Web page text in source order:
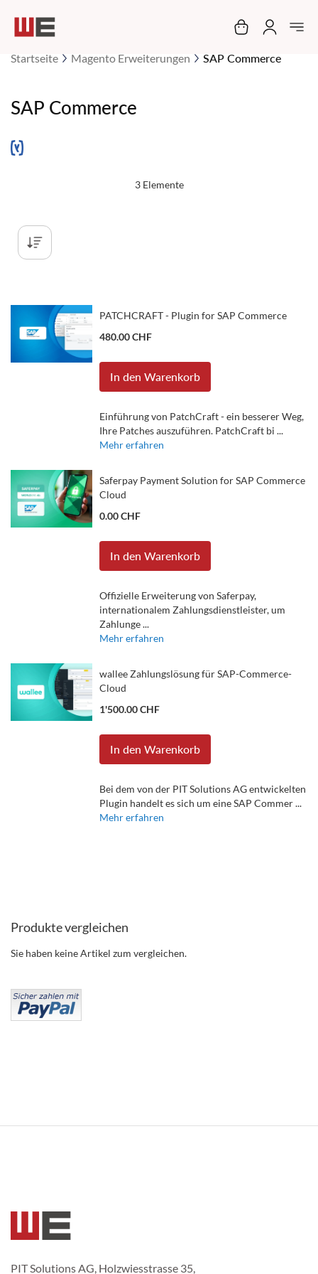
Mein
Startseite Magento Erweiterungen SAP Commerce
SAP Commerce
3Elemente
PATCHCRAFT - Plugin for SAP Commerce
480.00 CHF
In den Warenkorb
Einführung von PatchCraft - ein besserer Weg,
Ihre Patches auszuführen. PatchCraft bi ...
Mehr erfahren
Saferpay Payment Solution for SAP Commerce
Cloud
0.00 CHF
In den Warenkorb
Offizielle Erweiterung von Saferpay,
internationalem Zahlungsdienstleister, um
Zahlunge ...
Mehr erfahren
wallee Zahlungslösung für SAP-Commerce-
Cloud
1'500.00 CHF
In den Warenkorb
Bei dem von der PIT Solutions AG entwickelten
Plugin handelt es sich um eine SAP Commer ...
Mehr erfahren
Produkte vergleichen
Sie haben keine Artikel zum vergleichen.
PIT Solutions AG, Holzwiesstrasse 35,